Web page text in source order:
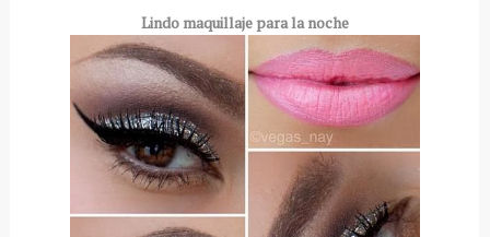
Lindo maquillaje para la noche